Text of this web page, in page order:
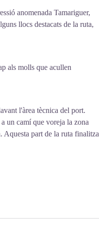
anomenada Tamariguer,
llocs destacats de la ruta,
als molls que acullen
l'àrea tècnica del port.
un camí que voreja la zona
Aquesta part de la ruta finalitza